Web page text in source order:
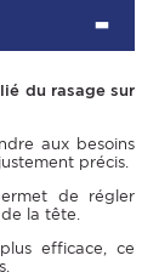
du rasage sur
aux besoins
précis.
de régler
de la tête.
efficace, ce